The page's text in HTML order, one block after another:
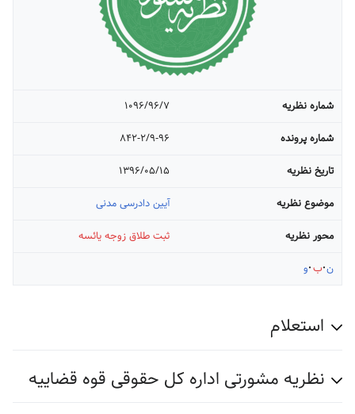
شماره نظریه
۱۰۹۶/۹۶/۷
شماره پرونده
۸۴۲-۲/۹-۹۶
تاریخ نظریه
۱۳۹۶/۰۵/۱۵
موضوع نظریه
آیین دادرسی مدنی
محور نظریه
ثبت طلاق زوجه یائسه
ن ب و
استعلام
نظریه مشورتی اداره کل حقوقی قوه قضاییه